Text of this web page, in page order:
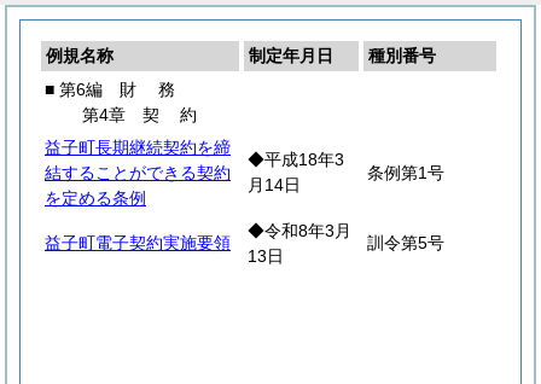
例規名称 制定年月日
種別番号
■ 第6編 財 務
第4章 契約
益子町長期継続契約を締
結することができる契約
を定める条例
◆平成18年3
月14日
条例第1号
益子町電子契約実施要領
◆令和8年3月
13日
訓令第5号